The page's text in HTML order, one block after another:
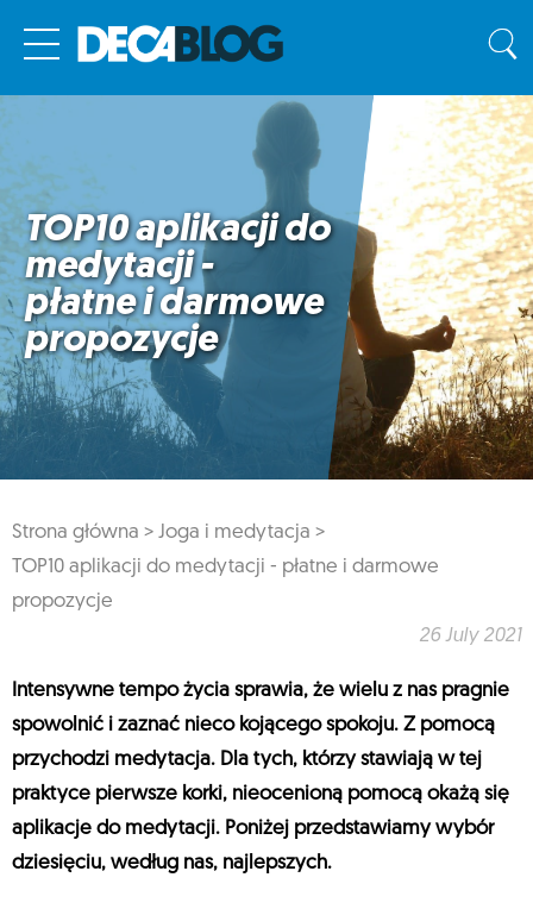
TOP10 aplikacji do
medytacji -
płatne i darmowe
propozycje
Strona główna > Joga i medytacja >
TOP10 aplikacji do medytacji - płatne i darmowe
propozycje
26 July 2021
Intensywne tempo życia sprawia, że wielu z nas pragnie
spowolnić i zaznać nieco kojącego spokoju. Z pomocą
przychodzi medytacja. Dla tych, którzy stawiają w tej
praktyce pierwsze korki, nieocenioną pomocą okażą się
aplikacje do medytacji. Poniżej przedstawiamy wybór
dziesięciu, według nas, najlepszych.